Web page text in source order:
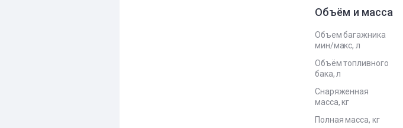
Объём и масса
Объем багажника
мин/макс, л
Объём топливного
бака, л
Снаряженная
масса, кг
Полная масса, кг